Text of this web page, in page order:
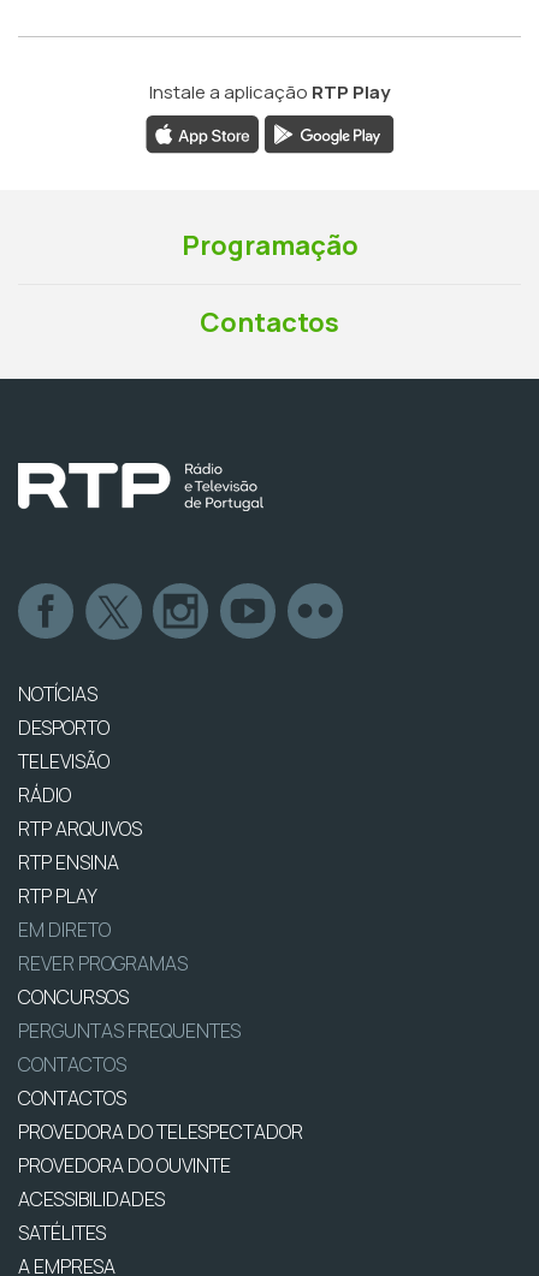
Instale a aplicação RTP Play
Programação
Contactos
NOTÍCIAS
DESPORTO
TELEVISÃO
RÁDIO
RTP ARQUIVOS
RTP ENSINA
RTP PLAY
EM DIRETO
REVER PROGRAMAS
CONCURSOS
PERGUNTAS FREQUENTES
CONTACTOS
CONTACTOS
PROVEDORA DO TELESPECTADOR
PROVEDORA DO OUVINTE
ACESSIBILIDADES
SATÉLITES
A EMPRESA